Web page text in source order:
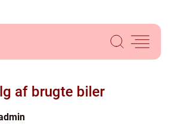
af brugte biler